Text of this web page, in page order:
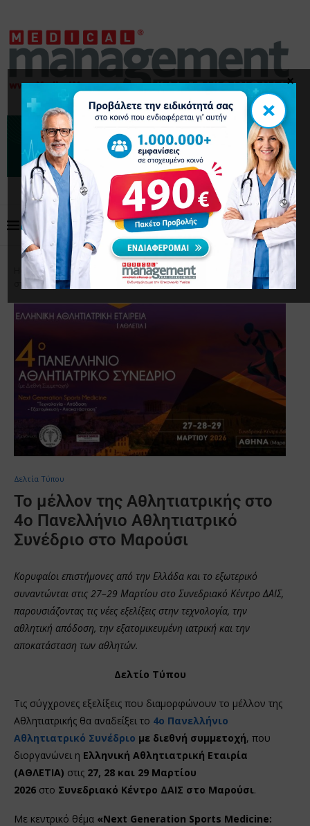
Home Δελτία Τύπου
Το μέλλον της Αθλητιατρικής
στο 4ο Πανελλήνιο Αθλητιατρικό Συνέδριο στο Μαρούσι
Δελτία Τύπου
Το μέλλον της Αθλητιατρικής στο
4ο Πανελλήνιο Αθλητιατρικό
Συνέδριο στο Μαρούσι
Κορυφαίοι επιστήμονες από την Ελλάδα και το εξωτερικό
συναντώνται στις 27–29 Μαρτίου στο Συνεδριακό Κέντρο ΔΑΙΣ,
παρουσιάζοντας τις νέες εξελίξεις στην τεχνολογία, την
αθλητική απόδοση, την εξατομικευμένη ιατρική και την
αποκατάσταση των αθλητών.
Δελτίο Τύπου
Τις σύγχρονες εξελίξεις που διαμορφώνουν το μέλλον της
Αθλητιατρικής θα αναδείξει το 4ο Πανελλήνιο
Αθλητιατρικό Συνέδριο με διεθνή συμμετοχή, που
διοργανώνει η Ελληνική Αθλητιατρική Εταιρία
(ΑΘΛΕΤΙΑ) στις 27, 28 και 29 Μαρτίου
2026 στο Συνεδριακό Κέντρο ΔΑΙΣ στο Μαρούσι.
Με κεντρικό θέμα «Next Generation Sports Medicine:
×
×